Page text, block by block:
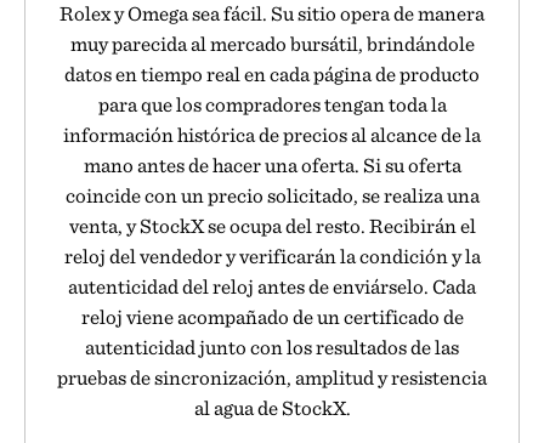
Rolex y Omega sea fácil. Su sitio opera de manera
muy parecida al mercado bursátil, brindándole
datos en tiempo real en cada página de producto
para que los compradores tengan toda la
información histórica de precios al alcance de la
mano antes de hacer una oferta. Si su oferta
coincide con un precio solicitado, se realiza una
venta, y StockX se ocupa del resto. Recibirán el
reloj del vendedor y verificarán la condición y la
autenticidad del reloj antes de enviárselo. Cada
reloj viene acompañado de un certificado de
autenticidad junto con los resultados de las
pruebas de sincronización, amplitud y resistencia
al agua de StockX.